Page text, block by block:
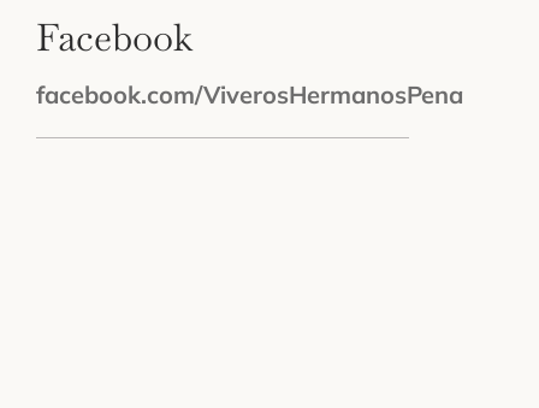
Facebook
facebook.com/ViverosHermanosPena